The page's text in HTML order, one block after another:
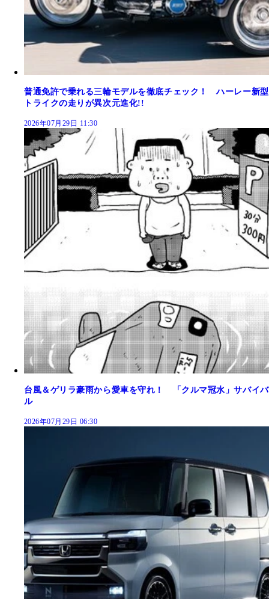
普通免許で乗れる三輪モデルを徹底チェック！ ハーレー新型
トライクの走りが異次元進化!!
2026年07月29日 11:30
台風＆ゲリラ豪雨から愛車を守れ！ 「クルマ冠水」サバイバ
ル
2026年07月29日 06:30